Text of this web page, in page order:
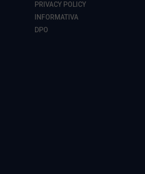
PRIVACY POLICY
INFORMATIVA
DPO